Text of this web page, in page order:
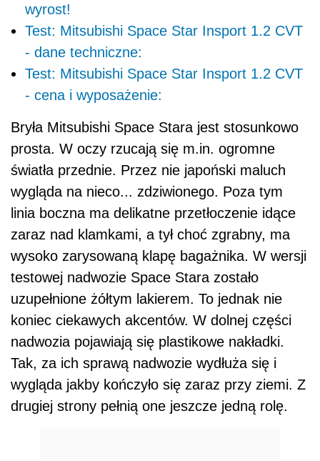
wyrost!
Test: Mitsubishi Space Star Insport 1.2 CVT
- dane techniczne:
Test: Mitsubishi Space Star Insport 1.2 CVT
- cena i wyposażenie:
Bryła Mitsubishi Space Stara jest stosunkowo
prosta. W oczy rzucają się m.in. ogromne
światła przednie. Przez nie japoński maluch
wygląda na nieco... zdziwionego. Poza tym
linia boczna ma delikatne przetłoczenie idące
zaraz nad klamkami, a tył choć zgrabny, ma
wysoko zarysowaną klapę bagażnika. W wersji
testowej nadwozie Space Stara zostało
uzupełnione żółtym lakierem. To jednak nie
koniec ciekawych akcentów. W dolnej części
nadwozia pojawiają się plastikowe nakładki.
Tak, za ich sprawą nadwozie wydłuża się i
wygląda jakby kończyło się zaraz przy ziemi. Z
drugiej strony pełnią one jeszcze jedną rolę.